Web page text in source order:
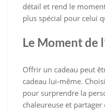
détail et rend le
plus spécial pour celui
Le Moment de
Offrir un cadeau peut
cadeau lui-même.
pour surprendre la
chaleureuse et